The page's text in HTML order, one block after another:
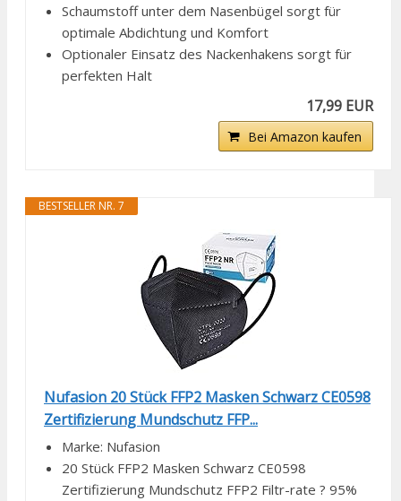
Schaumstoff unter dem Nasenbügel sorgt für
optimale Abdichtung und Komfort
Optionaler Einsatz des Nackenhakens sorgt für
perfekten Halt
17,99 EUR
Bei Amazon kaufen
BESTSELLER NR. 7
Nufasion 20 Stück FFP2 Masken Schwarz CE0598
Zertifizierung Mundschutz FFP...
Marke: Nufasion
20 Stück FFP2 Masken Schwarz CE0598
Zertifizierung Mundschutz FFP2 Filtr-rate ? 95%